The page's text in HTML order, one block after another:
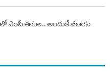
ఎంపీ ఈటల.. అందుకే బీఆరెస్‌